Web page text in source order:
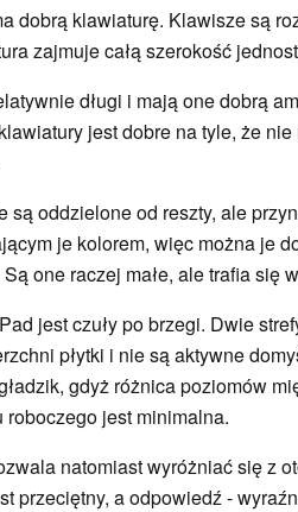
dobrą klawiaturę. Klawisze są
zajmuje całą szerokość
długi i mają one dobrą
jest dobre na tyle, że
są oddzielone od reszty, ale
je kolorem, więc można je
one raczej małe, ale trafia się
jest czuły po brzegi. Dwie
płytki i nie są aktywne
gdyż różnica poziomów
jest minimalna.
natomiast wyróżniać się z
przeciętny, a odpowiedź -